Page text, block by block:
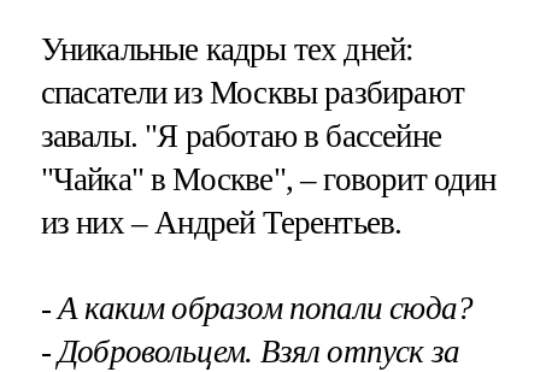
Уникальные кадры тех дней:
спасатели из Москвы разбирают
завалы. "Я работаю в бассейне
"Чайка" в Москве", – говорит один
из них – Андрей Терентьев.
- А каким образом попали сюда?
- Добровольцем. Взял отпуск за